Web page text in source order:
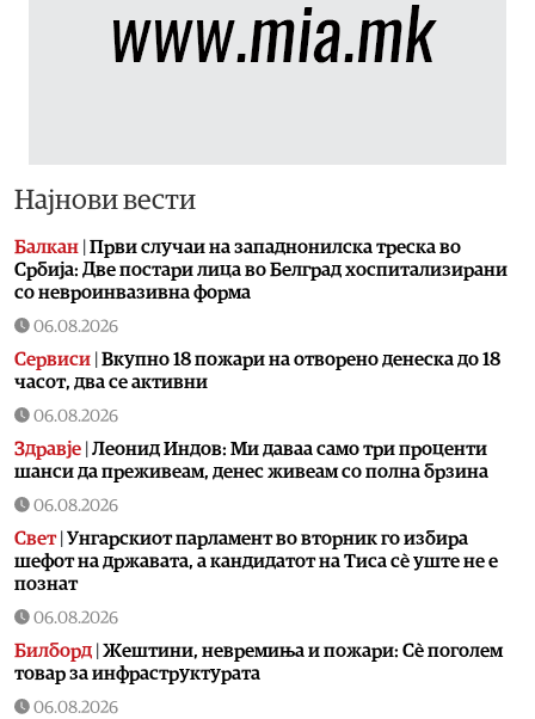
Најнови вести
Балкан Први случаи на западнонилска треска во
Србија: Две постари лица во Белград хоспитализирани
со невроинвазивна форма
06.08.2026
Сервиси Вкупно 18 пожари на отворено денеска до 18
часот, два се активни
06.08.2026
Здравје Леонид Индов: Ми даваа само три проценти
шанси да преживеам, денес живеам со полна брзина
06.08.2026
Свет| Унгарскиот парламент во вторник го избира
шефот на државата, а кандидатот на Тиса сè уште не е
познат
06.08.2026
Билборд Жештини, невремиња и пожари: Сè поголем
товар за инфраструктурата
06.08.2026